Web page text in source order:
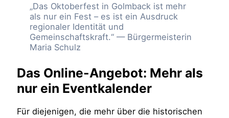
„Das Oktoberfest in Golmback ist mehr
als nur ein Fest – es ist ein Ausdruck
regionaler Identität und
Gemeinschaftskraft.“ — Bürgermeisterin
Maria Schulz
Das Online-Angebot: Mehr als
nur ein Eventkalender
Für diejenigen, die mehr über die historischen